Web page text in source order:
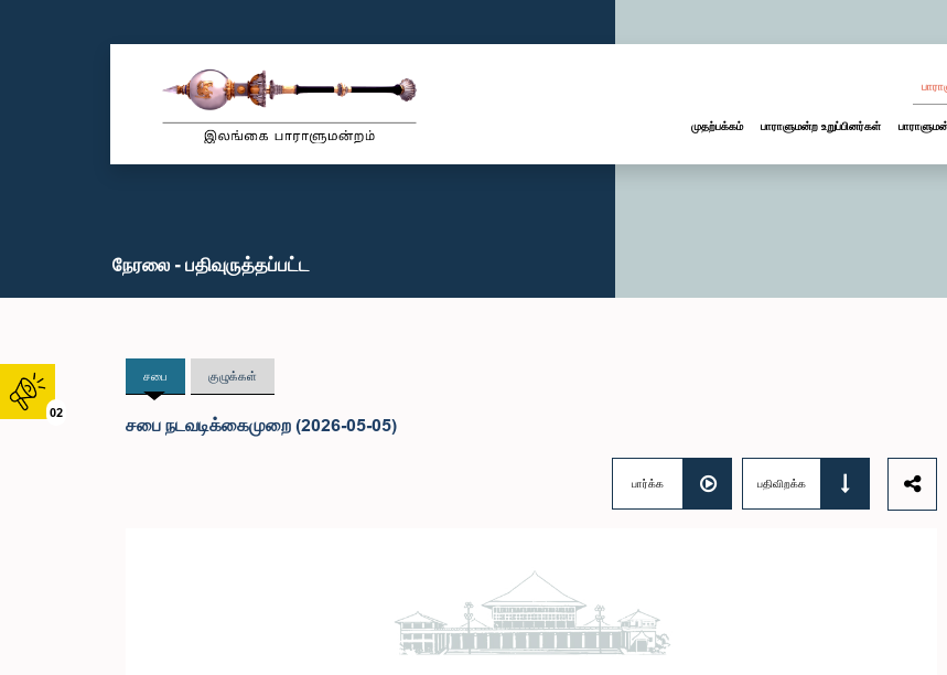
02
முதற்பக்கம் பாராளுமன்ற உறுப்பினர்கள்
நேரலை - பதிவுருத்தப்பட்ட
சபை குழுக்கள்
சபை நடவடிக்கைமுறை (2026-05-05)
பார்க்க பதிவிறக்க